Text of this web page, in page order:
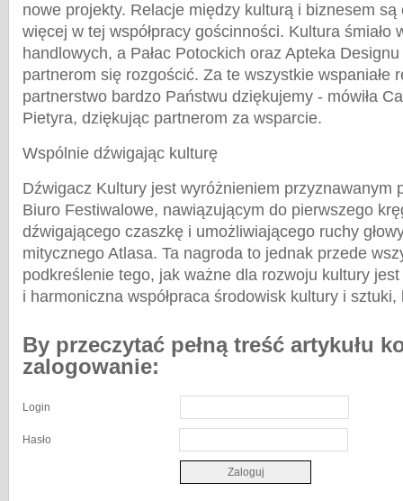
nowe projekty. Relacje między kulturą i biznesem
więcej w tej współpracy gościnności. Kultura śmiało
handlowych, a Pałac Potockich oraz Apteka
partnerom się rozgościć. Za te wszystkie wspaniałe
partnerstwo bardzo Państwu dziękujemy - mówiła
Pietyra, dziękując partnerom za wsparcie.
Wspólnie dźwigając kulturę
Dźwigacz Kultury jest wyróżnieniem przyznawanym
Biuro Festiwalowe, nawiązującym do pierwszego
dźwigającego czaszkę i umożliwiającego ruchy
mitycznego Atlasa. Ta nagroda to jednak przede
podkreślenie tego, jak ważne dla rozwoju kultury
i harmoniczna współpraca środowisk kultury i
By przeczytać pełną treść artykułu
zalogowanie:
Login
Hasło